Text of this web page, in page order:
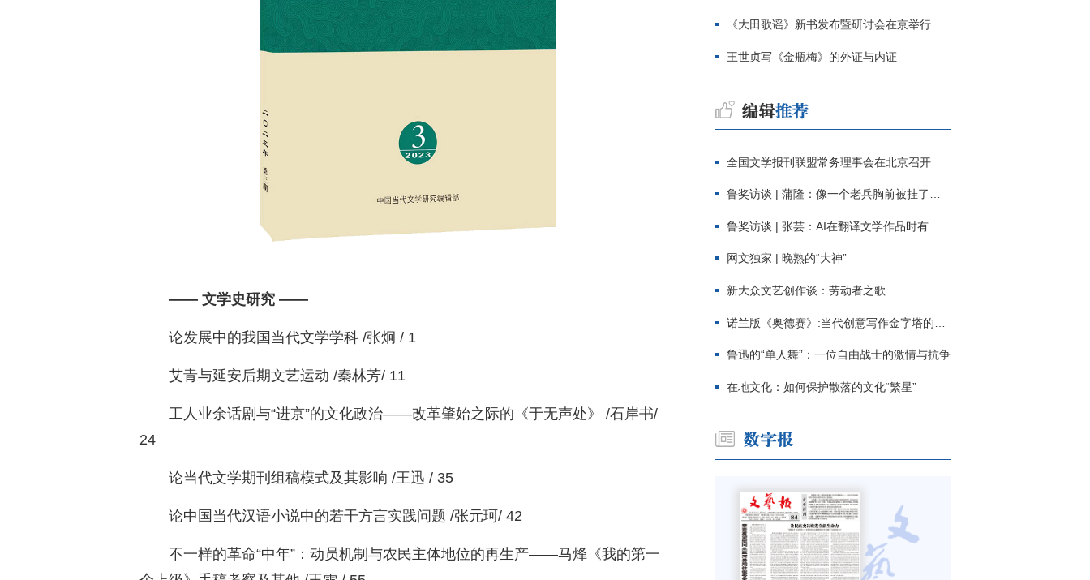
—— 文学史研究 ——
论发展中的我国当代文学学科 /张炯 / 1
艾青与延安后期文艺运动 /秦林芳/ 11
工人业余话剧与“进京”的文化政治——改革肇始之际的《于无声处》 /石岸书/
24
论当代文学期刊组稿模式及其影响 /王迅 / 35
论中国当代汉语小说中的若干方言实践问题 /张元珂/ 42
不一样的革命“中年”：动员机制与农民主体地位的再生产——马烽《我的第一
《大田歌谣》新书发布暨研讨会在京举行
王世贞写《金瓶梅》的外证与内证
全国文学报刊联盟常务理事会在北京召开
鲁奖访谈 | 蒲隆：像一个老兵胸前被挂了一枚“红色英勇勋章”
鲁奖访谈 | 张芸：AI在翻译文学作品时有明显局限
网文独家 | 晚熟的“大神”
新大众文艺创作谈：劳动者之歌
诺兰版《奥德赛》:当代创意写作金字塔的宏伟与平庸
鲁迅的“单人舞”：一位自由战士的激情与抗争
在地文化：如何保护散落的文化“繁星”